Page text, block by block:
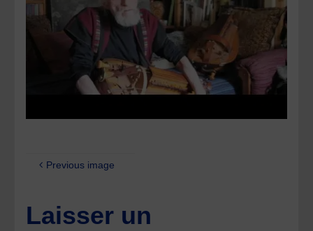
Previous image
Laisser un